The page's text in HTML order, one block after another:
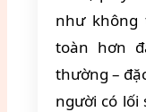
như không
toàn hơn
thường –
người có lối